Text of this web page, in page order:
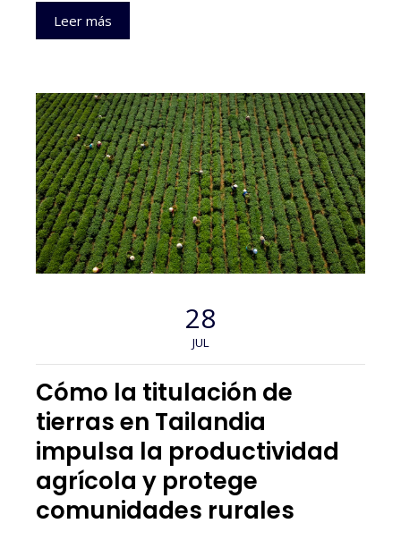
Leer más
28
JUL
Cómo la titulación de
tierras en Tailandia
impulsa la productividad
agrícola y protege
comunidades rurales